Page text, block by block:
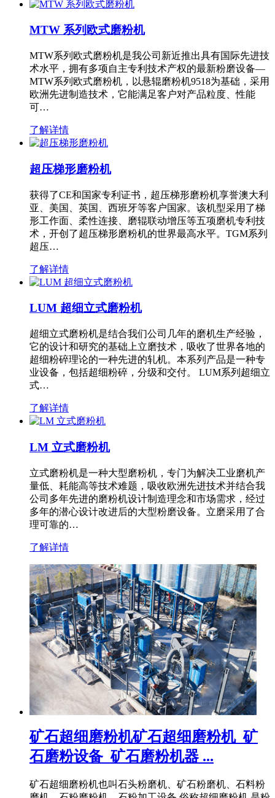
MTW 系列欧式磨粉机
MTW系列欧式磨粉机是我公司新近推出具有国际先进技
术水平，拥有多项自主专利技术产权的最新粉磨设备—
MTW系列欧式磨粉机，以悬辊磨粉机9518为基础，采用
欧洲先进制造技术，它能满足客户对产品粒度、性能
可…
了解详情
超压梯形磨粉机
获得了CE和国家专利证书，超压梯形磨粉机享誉澳大利
亚、美国、英国、西班牙等客户国家。该机型采用了梯
形工作面、柔性连接、磨辊联动增压等五项磨机专利技
术，开创了超压梯形磨粉机的世界最高水平。TGM系列
超压…
了解详情
LUM 超细立式磨粉机
超细立式磨粉机是结合我们公司几年的磨机生产经验，
它的设计和研究的基础上立磨技术，吸收了世界各地的
超细粉碎理论的一种先进的轧机。本系列产品是一种专
业设备，包括超细粉碎，分级和交付。 LUM系列超细立
式…
了解详情
LM 立式磨粉机
立式磨粉机是一种大型磨粉机，专门为解决工业磨机产
量低、耗能高等技术难题，吸收欧洲先进技术并结合我
公司多年先进的磨粉机设计制造理念和市场需求，经过
多年的潜心设计改进后的大型粉磨设备。立磨采用了合
理可靠的…
了解详情
矿石超细磨粉机矿石超细磨粉机_矿
石磨粉设备_矿石磨粉机器 ...
矿石超细磨粉机也叫石头粉磨机、矿石粉磨机、石料粉